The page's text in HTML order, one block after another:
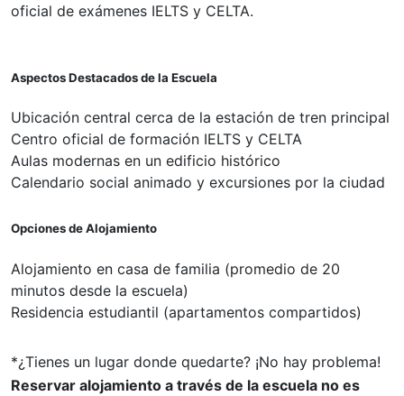
oficial de exámenes IELTS y CELTA.
Aspectos Destacados de la Escuela
Ubicación central cerca de la estación de tren principal
Centro oficial de formación IELTS y CELTA
Aulas modernas en un edificio histórico
Calendario social animado y excursiones por la ciudad
Opciones de Alojamiento
Alojamiento en casa de familia (promedio de 20
minutos desde la escuela)
Residencia estudiantil (apartamentos compartidos)
*¿Tienes un lugar donde quedarte? ¡No hay problema!
Reservar alojamiento a través de la escuela no es